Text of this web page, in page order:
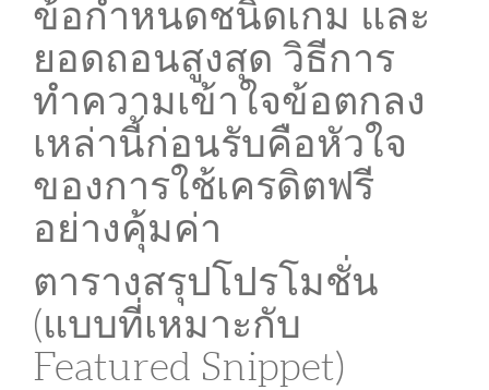
ข้อกำหนดชนิดเกม และ
ยอดถอนสูงสุด วิธีการ
ทำความเข้าใจข้อตกลง
เหล่านี้ก่อนรับคือหัวใจ
ของการใช้เครดิตฟรี
อย่างคุ้มค่า
ตารางสรุปโปรโมชั่น
(แบบที่เหมาะกับ
Featured Snippet)